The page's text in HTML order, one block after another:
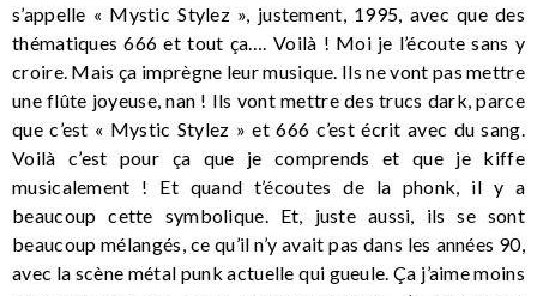
s’appelle « Mystic Stylez », justement, 1995, avec que des
thématiques 666 et tout ça…. Voilà ! Moi je l’écoute sans y
croire. Mais ça imprègne leur musique. Ils ne vont pas mettre
une flûte joyeuse, nan ! Ils vont mettre des trucs dark, parce
que c’est « Mystic Stylez » et 666 c’est écrit avec du sang.
Voilà c’est pour ça que je comprends et que je kiffe
musicalement ! Et quand t’écoutes de la phonk, il y a
beaucoup cette symbolique. Et, juste aussi, ils se sont
beaucoup mélangés, ce qu’il n’y avait pas dans les années 90,
avec la scène métal punk actuelle qui gueule. Ça j’aime moins